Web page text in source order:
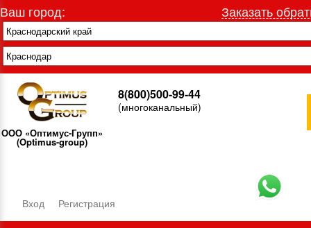
Ваш город: Заказать
ООО «Оптимус-Групп»
(Optimus-group)
8(800)500-99-44
(многоканальный)
Вход Регистрация